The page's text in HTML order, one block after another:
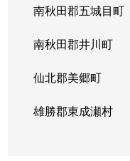
南秋田郡五城目町
南秋田郡井川町
仙北郡美郷町
雄勝郡東成瀬村